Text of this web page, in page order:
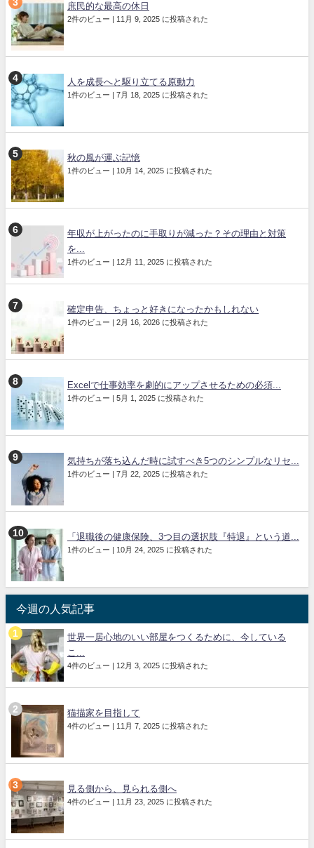
庶民的な最高の休日
2件のビュー | 11月 9, 2025 に投稿された
人を成長へと駆り立てる原動力
1件のビュー | 7月 18, 2025 に投稿された
秋の風が運ぶ記憶
1件のビュー | 10月 14, 2025 に投稿された
年収が上がったのに手取りが減った？その理由と対策
を...
1件のビュー | 12月 11, 2025 に投稿された
確定申告、ちょっと好きになったかもしれない
1件のビュー | 2月 16, 2026 に投稿された
Excelで仕事効率を劇的にアップさせるための必須...
1件のビュー | 5月 1, 2025 に投稿された
気持ちが落ち込んだ時に試すべき5つのシンプルなリセ...
1件のビュー | 7月 22, 2025 に投稿された
「退職後の健康保険、3つ目の選択肢『特退』という道...
1件のビュー | 10月 24, 2025 に投稿された
今週の人気記事
世界一居心地のいい部屋をつくるために、今している
こ...
4件のビュー | 12月 3, 2025 に投稿された
猫描家を目指して
4件のビュー | 11月 7, 2025 に投稿された
見る側から、見られる側へ
4件のビュー | 11月 23, 2025 に投稿された